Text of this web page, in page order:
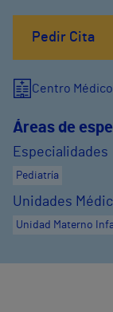
Pedir Cita
Centro
Áreas de
Especialidades
Pediatría
Unidades
Unidad Materno